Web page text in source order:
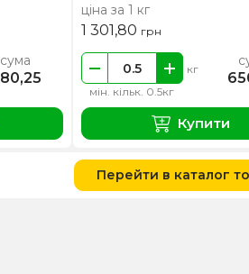
сума
ціна за 1 кг
1 301,80 грн
мін. кільк. 0.5кг
кг
Купити
Перейти в каталог